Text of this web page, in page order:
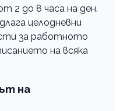
2 до 8 часа на ден.
целодневни
за работното
на всяка
на